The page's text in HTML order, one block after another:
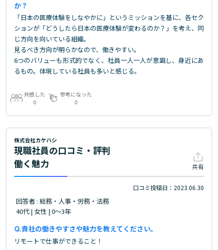
か？
「日本の医療体験をしなやかに」というミッションを基に、各セク
ションが「どうしたら日本の医療体験が変わるのか？」を考え、同
じ方向を向いている組織。
見るべき方向が明らかなので、働きやすい。
6つのバリューも形式的でなく、社員一人一人が意識し、身近にあ
るもの。体現している社員も多いと感じる。
共感した
0
参考になった
0
株式会社カケハシ
現職社員の口コミ・評判
働く魅力
共有
口コミ投稿日：2023.06.30
回答者 : 総務・人事・労務・法務
40代 | 女性 | 0～3年
貴社の働きやすさや魅力を教えてください。
リモートで仕事ができること！